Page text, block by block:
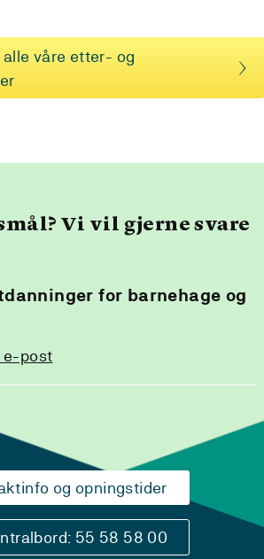
våre etter- og
Vi vil gjerne svare
for barnehage og
e-post
og opningstider
55 58 58 00